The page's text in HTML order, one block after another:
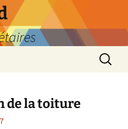
de la toiture